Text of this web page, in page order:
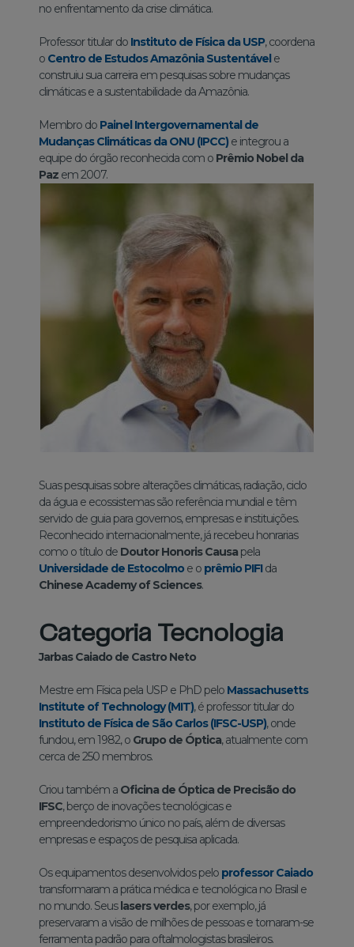
no enfrentamento da crise climática.
Professor titular do Instituto de Física da USP, coordena
o Centro de Estudos Amazônia Sustentávele
construiu sua carreira em pesquisas sobre mudanças
climáticas e a sustentabilidade da Amazônia.
Membro do Painel Intergovernamental de
Mudanças Climáticas da ONU (IPCC)e integrou a
equipe do órgão reconhecida com o Prêmio Nobel da
Paz em 2007.
Suas pesquisas sobre alterações climáticas, radiação, ciclo
da água e ecossistemas são referência mundial e têm
servido de guia para governos, empresas e instituições.
Reconhecido internacionalmente, já recebeu honrarias
como o título de Doutor Honoris Causa pela
Universidade de Estocolmo e o prêmio PIFIda
Chinese Academy of Sciences.
Categoria Tecnologia
Jarbas Caiado de Castro Neto
Mestre em Física pela USP e PhD pelo Massachusetts
Institute of Technology (MIT), é professor titular do
Instituto de Física de São Carlos (IFSC-USP), onde
fundou, em 1982, o Grupo de Óptica, atualmente com
cerca de 250 membros.
Criou também a Oficina de Óptica de Precisão do
IFSC, berço de inovações tecnológicas e
empreendedorismo único no país, além de diversas
empresas e espaços de pesquisa aplicada.
Os equipamentos desenvolvidos pelo professor Caiado
transformaram a prática médica e tecnológica no Brasil e
no mundo. Seuslasers verdes, por exemplo, já
preservaram a visão de milhões de pessoas e tornaram-se
ferramenta padrão para oftalmologistas brasileiros.